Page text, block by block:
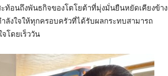
ะท้อนถึงพันธกิจของโตโยต้าที่มุ่งมั่นยืนหยัดเคียงข้าง
งใจให้ทุกครอบครัวที่ได้รับผลกระทบสามารถ
โดยเร็ววัน